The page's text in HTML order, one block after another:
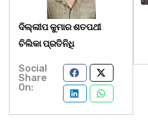
ଦିଲ୍ଲୀପ କୁମାର ଶତପଥୀ
ଚିଲିକା ପ୍ରତିନିଧି
Social
Share
On: